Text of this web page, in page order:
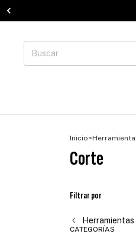
Inicio>
Corte
Filtrar por
CATEGORÍAS